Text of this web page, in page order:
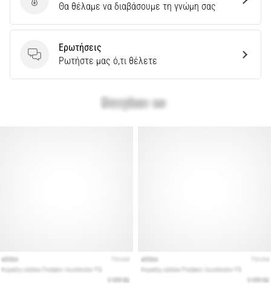
Στείλτε κριτική για το προϊόν
Θα θέλαμε να διαβάσουμε τη γνώμη σας
Ερωτήσεις
Ερωτήσεις
Ρωτήστε μας ό,τι θέλετε